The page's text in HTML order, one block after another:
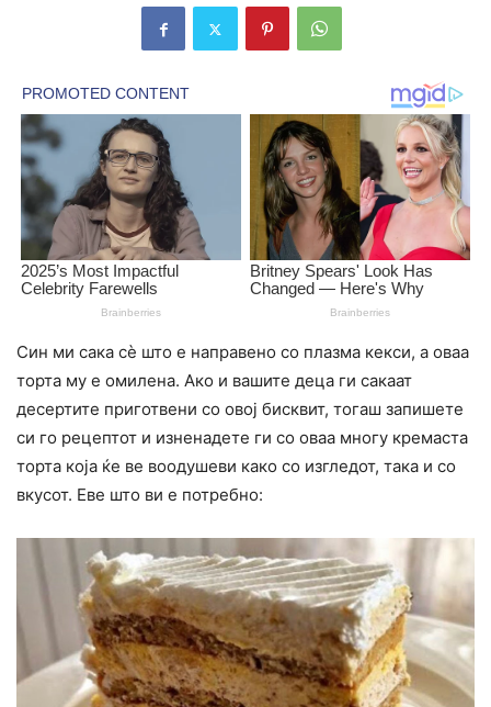
Син ми сака сè што е направено со плазма кекси, а оваа
торта му е омилена. Ако и вашите деца ги сакаат
десертите приготвени со овој бисквит, тогаш запишете
си го рецептот и изненадете ги со оваа многу кремаста
торта која ќе ве воодушеви како со изгледот, така и со
вкусот. Еве што ви е потребно: